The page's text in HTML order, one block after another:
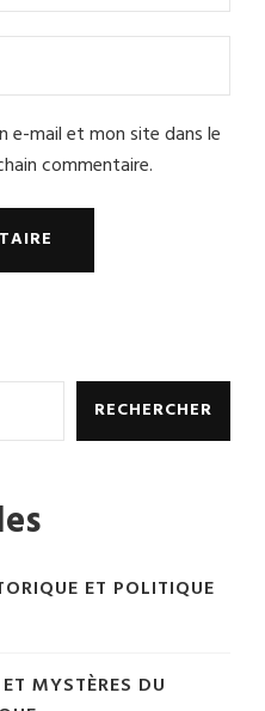
e-mail et mon site dans le
commentaire.
RECHERCHER
ET POLITIQUE
MYSTÈRES DU